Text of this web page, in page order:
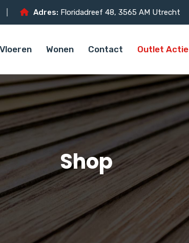
Adres: Floridadreef 48, 3565 AM Utrecht
Vloeren Wonen Contact Outlet Actie
Shop